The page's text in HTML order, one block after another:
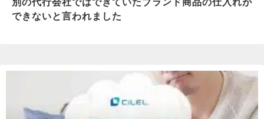
別の代行会社ではできていたブランド商品の仕入れが
できないと言われました